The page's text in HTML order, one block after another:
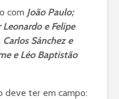
com João Paulo;
e Felipe
Sánchez e
e Léo Baptistão
deve ter em campo: